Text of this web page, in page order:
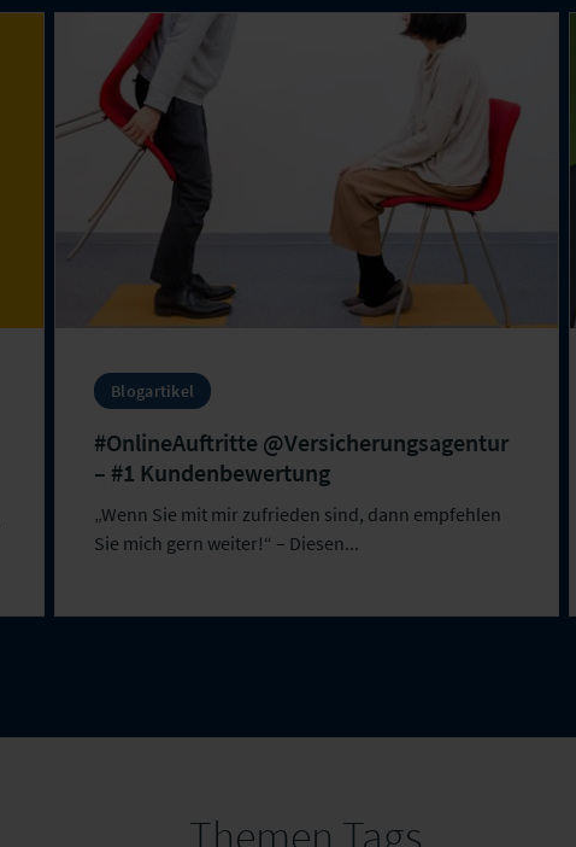
Blogartikel
#OnlineAuftritte @Versicherungsagentur
– #1 Kundenbewertung
„Wenn Sie mit mir zufrieden sind, dann empfehlen
Sie mich gern weiter!“ – Diesen...